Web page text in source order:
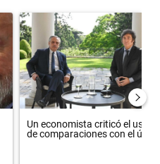
"Tensión Lula-Milei: “Anular
Un artículo de tendencia con el
Un economista criticó el uso
de comparaciones con el úl...